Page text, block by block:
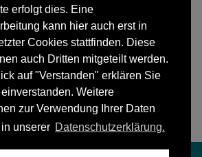
erfolgt dies. Eine
kann hier auch erst in
Cookies stattfinden. Diese
auch Dritten mitgeteilt werden.
auf "Verstanden" erklären Sie
Weitere
zur Verwendung Ihrer Daten
unserer Datenschutzerklärung.
NÄCHSTER BEITRAG
von Löschmitteln.